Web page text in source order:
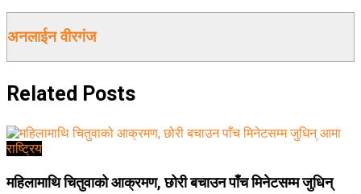
अनलाईन वीरगंज
Related Posts
राष्ट्रिय
महिलामाथि चितुवाको आक्रमण, छोरी बचाउन पाँच मिनेटसम्म जुधिन्